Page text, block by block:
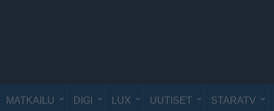
MATKAILU DIGI LUX UUTISET STARATV